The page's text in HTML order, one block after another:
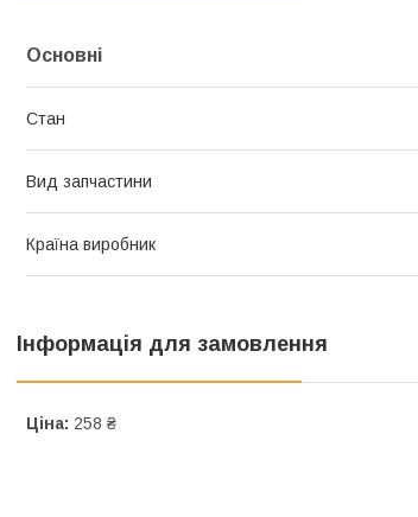
Основні
Стан
Вид запчастини
Країна виробник
Інформація для замовлення
Ціна: 258 ₴